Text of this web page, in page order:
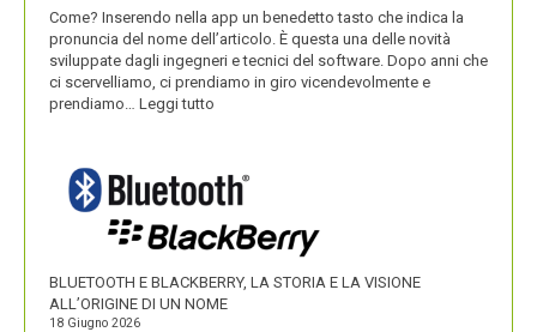
Come? Inserendo nella app un benedetto tasto che indica la
pronuncia del nome dell’articolo. È questa una delle novità
sviluppate dagli ingegneri e tecnici del software. Dopo anni che
ci scervelliamo, ci prendiamo in giro vicendevolmente e
prendiamo… Leggi tutto
NOMI
DEI
SUOI
PRODOTTI
BLUETOOTH E BLACKBERRY, LA STORIA E LA VISIONE
ALL’ORIGINE DI UN NOME
18 Giugno 2026